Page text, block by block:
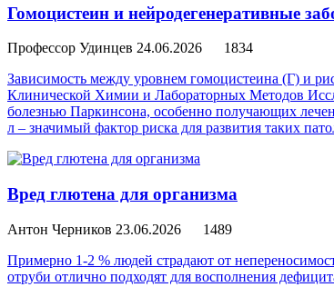
Гомоцистеин и нейродегенеративные
Профессор Удинцев 24.06.2026
1834
Зависимость между уровнем гомоцистеина (Г) и
Клинической Химии и Лабораторных Методов
болезнью Паркинсона, особенно получающих
л – значимый фактор риска для развития таких
Вред глютена для организма
Антон Черников 23.06.2026
1489
Примерно 1-2 % людей страдают от
отруби отлично подходят для восполнения